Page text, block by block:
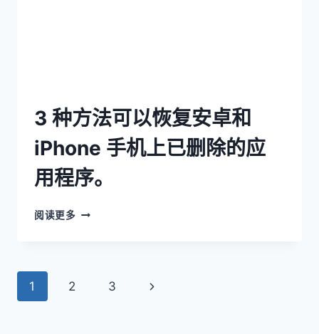
3 种方法可以恢复安卓和
iPhone 手机上已删除的应
用程序。
阅读更多
1 2 3